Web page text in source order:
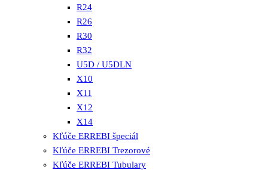
R24
R26
R30
R32
U5D / U5DLN
X10
X11
X12
X14
Kľúče ERREBI špeciál
Kľúče ERREBI Trezorové
Kľúče ERREBI Tubulary